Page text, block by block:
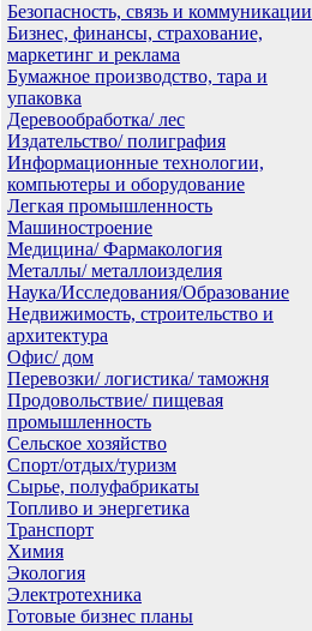
Безопасность, связь и коммуникации
Бизнес, финансы, страхование,
маркетинг и реклама
Бумажное производство, тара и
упаковка
Деревообработка/ лес
Издательство/ полиграфия
Информационные технологии,
компьютеры и оборудование
Легкая промышленность
Машиностроение
Медицина/ Фармакология
Металлы/ металлоизделия
Наука/Исследования/Образование
Недвижимость, строительство и
архитектура
Офис/ дом
Перевозки/ логистика/ таможня
Продовольствие/ пищевая
промышленность
Сельское хозяйство
Спорт/отдых/туризм
Сырье, полуфабрикаты
Топливо и энергетика
Транспорт
Химия
Экология
Электротехника
Готовые бизнес планы